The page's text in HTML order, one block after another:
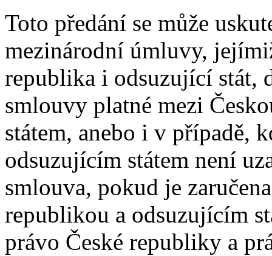
Toto předání se může
mezinárodní úmluvy,
republika i odsuzující stát,
smlouvy platné mezi
státem, anebo i v případě,
odsuzujícím státem není
smlouva, pokud je
republikou a odsuzujícím
právo České republiky a